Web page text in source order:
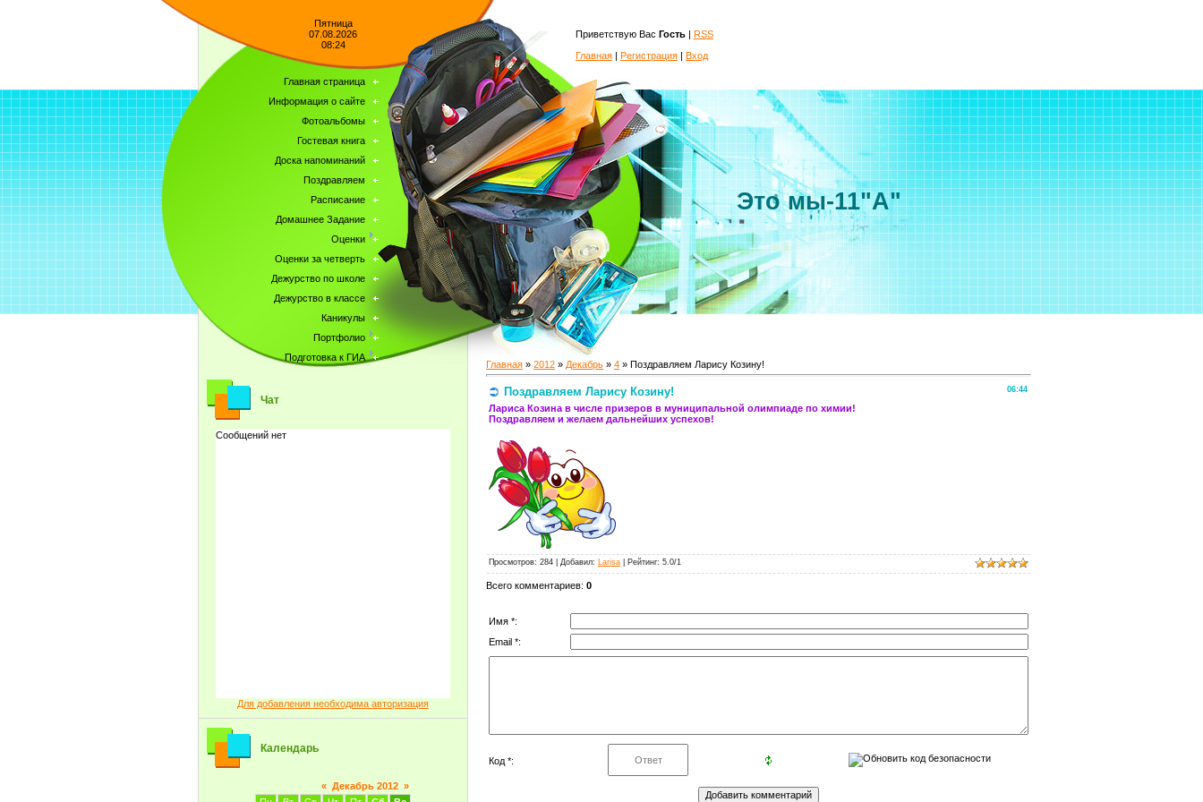
Пятница
07.08.2026
08:24
Главная страница
Информация о сайте
Фотоальбомы
Гостевая книга
Доска напоминаний
Поздравляем
Расписание
Домашнее Задание
Оценки
Оценки за четверть
Дежурство по школе
Дежурство в классе
Каникулы
Портфолио
Подготовка к ГИА
Чат
Для добавления необходима авторизация
Календарь
« Декабрь 2012 »
Приветствую Вас Гость | RSS
Главная | Регистрация | Вход
Это мы-11"А"
Главная » 2012 » Декабрь » 4 » Поздравляем Ларису Козину!
06:44
Поздравляем Ларису Козину!
Лариса Козина в числе призеров в муниципальной олимпиаде по химии!
Поздравляем и желаем дальнейших успехов!
Просмотров: 284 | Добавил: Larisa Рейтинг: 5.0/1
Всего комментариев: 0
Имя *:
Email *:
Код *: